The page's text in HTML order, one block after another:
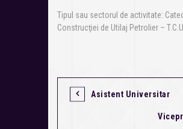
Tipul sau sectorul de activitate:
Construcţiei de Utilaj Petrolier –
Asistent Universitar